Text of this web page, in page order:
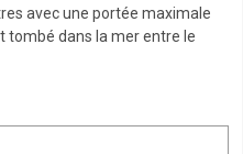
avec une portée maximale
tombé dans la mer entre le